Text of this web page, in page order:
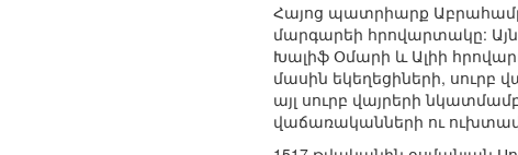
Հայոց պատրիարք
մարգարեի հրովարտակը:
Խալիֆ Օմարի և Ալիի
մասին եկեղեցիների, սուրբ
այլ սուրբ վայրերի
վաճառականների ու